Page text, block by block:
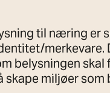
til næring er
belysningen
skape miljøer